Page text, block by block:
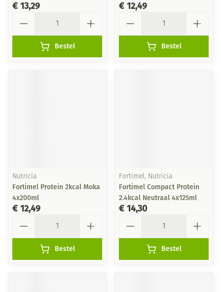
€ 13,29
Bestel
€ 12,49
Bestel
Nutricia
Fortimel Protein 2kcal Moka
4x200ml
€ 12,49
Bestel
Fortimel, Nutricia
Fortimel Compact Protein
2.4kcal Neutraal 4x125ml
€ 14,30
Bestel